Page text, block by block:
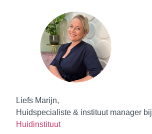
Liefs Marijn,
Huidspecialiste & instituut manager bij
Huidinstituut